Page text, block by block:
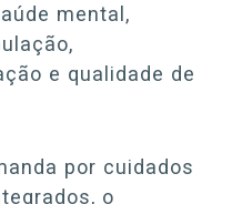
mental,
e qualidade de
por cuidados
o